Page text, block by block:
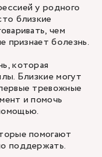
у родного
близкие
чем
признает болезнь.
которая
Близкие могут
тревожные
и помочь
помогают
поддержать.